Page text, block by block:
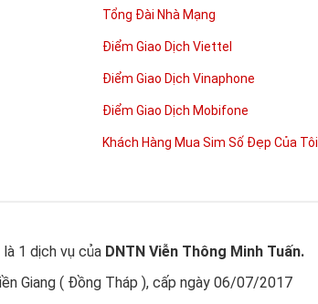
thích và chọn lựa.
Tổng Đài Nhà Mạng
Điểm Giao Dịch Viettel
Điểm Giao Dịch Vinaphone
Điểm Giao Dịch Mobifone
Khách Hàng Mua Sim Số Đẹp Của Tôi
1 dịch vụ của DNTN Viễn Thông Minh Tuấn.
Giang ( Đồng Tháp ), cấp ngày 06/07/2017